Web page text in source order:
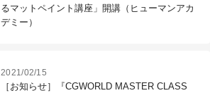
るマットペイント講座」開講（ヒューマンアカ
デミー）
2021/02/15
［お知らせ］『CGWORLD MASTER CLASS